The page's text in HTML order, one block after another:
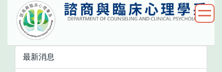
要
最新消息